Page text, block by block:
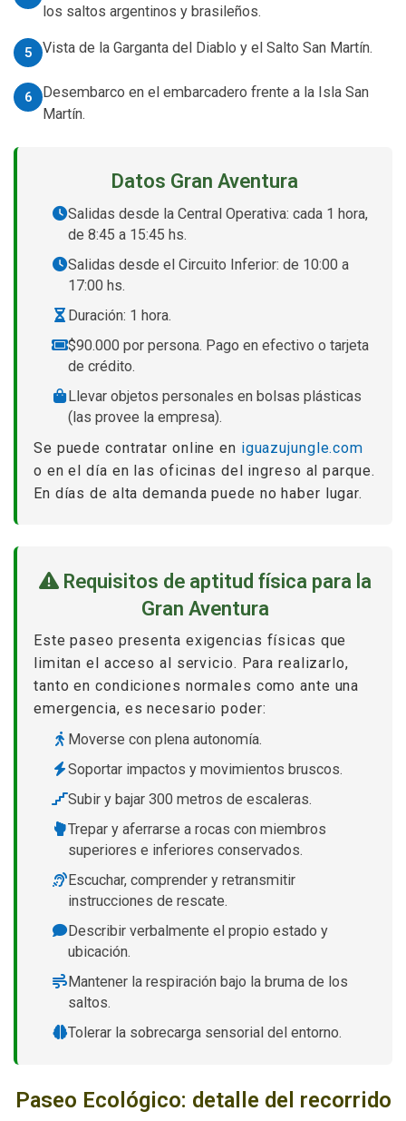
los saltos argentinos y brasileños.
Vista de la Garganta del Diablo y el Salto San Martín.
Desembarco en el embarcadero frente a la Isla San
Martín.
Datos Gran Aventura
Salidas desde la Central Operativa: cada 1 hora,
de 8:45 a 15:45 hs.
Salidas desde el Circuito Inferior: de 10:00 a
17:00 hs.
Duración: 1 hora.
$90.000 por persona. Pago en efectivo o tarjeta
de crédito.
Llevar objetos personales en bolsas plásticas
(las provee la empresa).
Se puede contratar online en iguazujungle.com
o en el día en las oficinas del ingreso al parque.
En días de alta demanda puede no haber lugar.
Requisitos de aptitud física para la
Gran Aventura
Este paseo presenta exigencias físicas que
limitan el acceso al servicio. Para realizarlo,
tanto en condiciones normales como ante una
emergencia, es necesario poder:
Moverse con plena autonomía.
Soportar impactos y movimientos bruscos.
Subir y bajar 300 metros de escaleras.
Trepar y aferrarse a rocas con miembros
superiores e inferiores conservados.
Escuchar, comprender y retransmitir
instrucciones de rescate.
Describir verbalmente el propio estado y
ubicación.
Mantener la respiración bajo la bruma de los
saltos.
Tolerar la sobrecarga sensorial del entorno.
Paseo Ecológico: detalle del recorrido